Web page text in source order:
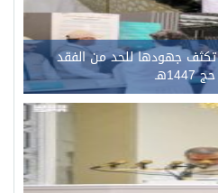
تكثف جهودها للحد من الفقد